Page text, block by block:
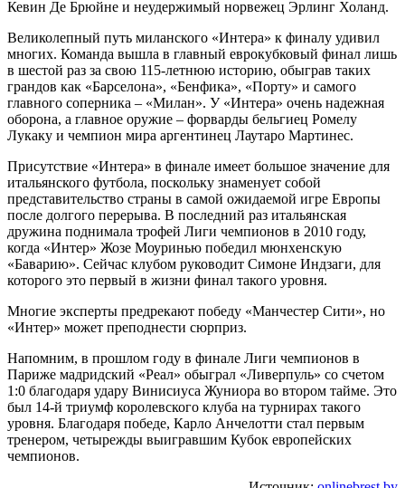
Кевин Де Брюйне и неудержимый норвежец Эрлинг Холанд.
Великолепный путь миланского «Интера» к финалу удивил
многих. Команда вышла в главный еврокубковый финал лишь
в шестой раз за свою 115-летнюю историю, обыграв таких
грандов как «Барселона», «Бенфика», «Порту» и самого
главного соперника – «Милан». У «Интера» очень надежная
оборона, а главное оружие – форварды бельгиец Ромелу
Лукаку и чемпион мира аргентинец Лаутаро Мартинес.
Присутствие «Интера» в финале имеет большое значение для
итальянского футбола, поскольку знаменует собой
представительство страны в самой ожидаемой игре Европы
после долгого перерыва. В последний раз итальянская
дружина поднимала трофей Лиги чемпионов в 2010 году,
когда «Интер» Жозе Моуринью победил мюнхенскую
«Баварию». Сейчас клубом руководит Симоне Индзаги, для
которого это первый в жизни финал такого уровня.
Многие эксперты предрекают победу «Манчестер Сити», но
«Интер» может преподнести сюрприз.
Напомним, в прошлом году в финале Лиги чемпионов в
Париже мадридский «Реал» обыграл «Ливерпуль» со счетом
1:0 благодаря удару Винисиуса Жуниора во втором тайме. Это
был 14-й триумф королевского клуба на турнирах такого
уровня. Благодаря победе, Карло Анчелотти стал первым
тренером, четырежды выигравшим Кубок европейских
чемпионов.